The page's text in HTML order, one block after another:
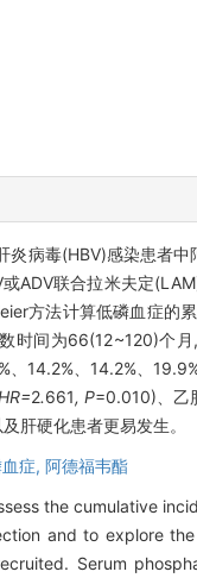
炎病毒(HBV)感染患者中
ADV联合拉米夫定
方法计算低磷血症的
时间为66(12~120)个
、14.2%、14.2%、
2.661, P=0.010)、乙
肝硬化患者更易发生。
症, 阿德福韦酯
the cumulative
and to explore
Serum